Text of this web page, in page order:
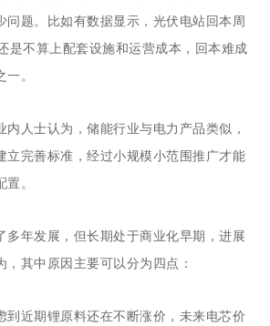
问题。比如有数据显示，光伏电站回本周
是不算上配套设施和运营成本，回本难成
。
人士认为，储能行业与电力产品类似，
立完善标准，经过小规模小范围推广才能
。
多年发展，但长期处于商业化早期，进展
其中原因主要可以分为四点：
到近期锂原料还在不断涨价，未来电芯价